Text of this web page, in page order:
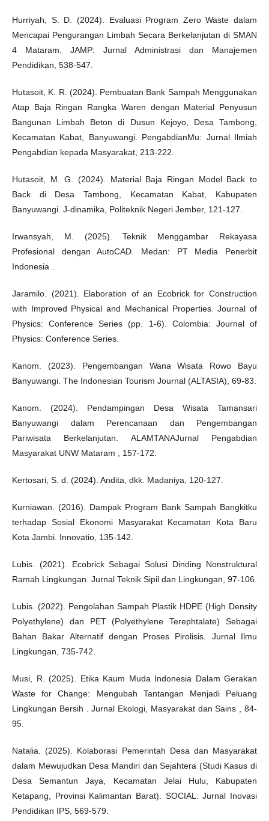
Hurriyah, S. D. (2024). Evaluasi Program Zero Waste dalam
Mencapai Pengurangan Limbah Secara Berkelanjutan di SMAN
4 Mataram. JAMP: Jurnal Administrasi dan Manajemen
Pendidikan, 538-547.
Hutasoit, K. R. (2024). Pembuatan Bank Sampah Menggunakan
Atap Baja Ringan Rangka Waren dengan Material Penyusun
Bangunan Limbah Beton di Dusun Kejoyo, Desa Tambong,
Kecamatan Kabat, Banyuwangi. PengabdianMu: Jurnal Ilmiah
Pengabdian kepada Masyarakat, 213-222.
Hutasoit, M. G. (2024). Material Baja Ringan Model Back to
Back di Desa Tambong, Kecamatan Kabat, Kabupaten
Banyuwangi. J-dinamika, Politeknik Negeri Jember, 121-127.
Irwansyah, M. (2025). Teknik Menggambar Rekayasa
Profesional dengan AutoCAD. Medan: PT Media Penerbit
Indonesia .
Jaramilo. (2021). Elaboration of an Ecobrick for Construction
with Improved Physical and Mechanical Properties. Journal of
Physics: Conference Series (pp. 1-6). Colombia: Journal of
Physics: Conference Series.
Kanom. (2023). Pengembangan Wana Wisata Rowo Bayu
Banyuwangi. The Indonesian Tourism Journal (ALTASIA), 69-83.
Kanom. (2024). Pendampingan Desa Wisata Tamansari
Banyuwangi dalam Perencanaan dan Pengembangan
Pariwisata Berkelanjutan. ALAMTANAJurnal Pengabdian
Masyarakat UNW Mataram , 157-172.
Kertosari, S. d. (2024). Andita, dkk. Madaniya, 120-127.
Kurniawan. (2016). Dampak Program Bank Sampah Bangkitku
terhadap Sosial Ekonomi Masyarakat Kecamatan Kota Baru
Kota Jambi. Innovatio, 135-142.
Lubis. (2021). Ecobrick Sebagai Solusi Dinding Nonstruktural
Ramah Lingkungan. Jurnal Teknik Sipil dan Lingkungan, 97-106.
Lubis. (2022). Pengolahan Sampah Plastik HDPE (High Density
Polyethylene) dan PET (Polyethylene Terephtalate) Sebagai
Bahan Bakar Alternatif dengan Proses Pirolisis. Jurnal Ilmu
Lingkungan, 735-742.
Musi, R. (2025). Etika Kaum Muda Indonesia Dalam Gerakan
Waste for Change: Mengubah Tantangan Menjadi Peluang
Lingkungan Bersih . Jurnal Ekologi, Masyarakat dan Sains , 84-
95.
Natalia. (2025). Kolaborasi Pemerintah Desa dan Masyarakat
dalam Mewujudkan Desa Mandiri dan Sejahtera (Studi Kasus di
Desa Semantun Jaya, Kecamatan Jelai Hulu, Kabupaten
Ketapang, Provinsi Kalimantan Barat). SOCIAL: Jurnal Inovasi
Pendidikan IPS, 569-579.